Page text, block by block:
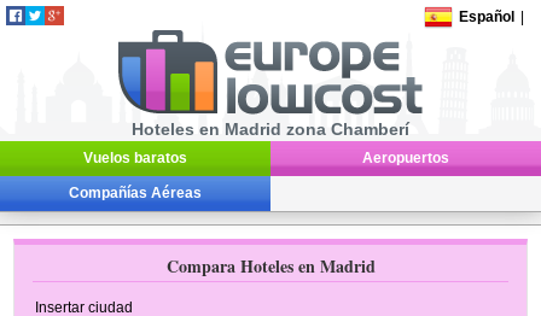
Español
Hoteles en Madrid zona Chamberí
Vuelos baratos Aeropuertos
Compañías Aéreas
Compara Hoteles en Madrid
Insertar ciudad